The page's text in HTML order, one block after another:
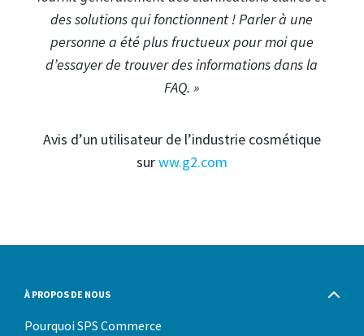
des solutions qui fonctionnent ! Parler à une
personne a été plus fructueux pour moi que
d’essayer de trouver des informations dans la
FAQ. »
Avis d’un utilisateur de l’industrie cosmétique
surww.g2.com
À PROPOS DE NOUS
Pourquoi SPS Commerce